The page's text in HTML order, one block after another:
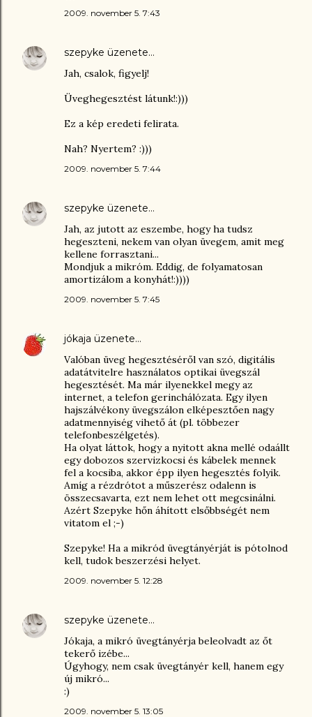
2009. november 5. 7:43
szepyke üzenete…
Jah, csalok, figyelj!
Üveghegesztést látunk!:)))
Ez a kép eredeti felirata.
Nah? Nyertem? :)))
2009. november 5. 7:44
szepyke üzenete…
Jah, az jutott az eszembe, hogy ha tudsz
hegeszteni, nekem van olyan üvegem, amit meg
kellene forrasztani...
Mondjuk a mikróm. Eddig, de folyamatosan
amortizálom a konyhát!:))))
2009. november 5. 7:45
jókaja üzenete…
Valóban üveg hegesztéséről van szó, digitális
adatátvitelre használatos optikai üvegszál
hegesztését. Ma már ilyenekkel megy az
internet, a telefon gerinchálózata. Egy ilyen
hajszálvékony üvegszálon elképesztően nagy
adatmennyiség vihető át (pl. többezer
telefonbeszélgetés).
Ha olyat láttok, hogy a nyitott akna mellé odaállt
egy dobozos szervizkocsi és kábelek mennek
fel a kocsiba, akkor épp ilyen hegesztés folyik.
Amíg a rézdrótot a műszerész odalenn is
összecsavarta, ezt nem lehet ott megcsinálni.
Azért Szepyke hőn áhított elsőbbségét nem
vitatom el ;-)
Szepyke! Ha a mikród üvegtányérját is pótolnod
kell, tudok beszerzési helyet.
2009. november 5. 12:28
szepyke üzenete…
Jókaja, a mikró üvegtányérja beleolvadt az őt
tekerő izébe...
Úgyhogy, nem csak üvegtányér kell, hanem egy
új mikró...
:)
2009. november 5. 13:05